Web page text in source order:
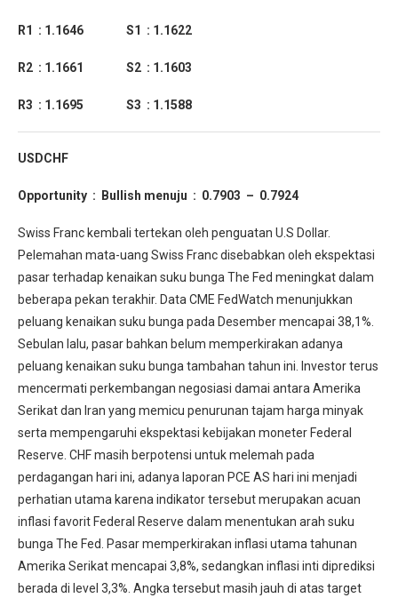
R1 : 1.1646 S1 : 1.1622
R2 : 1.1661 S2 : 1.1603
R3 : 1.1695 S3 : 1.1588
USDCHF
Opportunity : Bullish menuju : 0.7903 – 0.7924
Swiss Franc kembali tertekan oleh penguatan U.S Dollar.
Pelemahan mata-uang Swiss Franc disebabkan oleh ekspektasi
pasar terhadap kenaikan suku bunga The Fed meningkat dalam
beberapa pekan terakhir. Data CME FedWatch menunjukkan
peluang kenaikan suku bunga pada Desember mencapai 38,1%.
Sebulan lalu, pasar bahkan belum memperkirakan adanya
peluang kenaikan suku bunga tambahan tahun ini. Investor terus
mencermati perkembangan negosiasi damai antara Amerika
Serikat dan Iran yang memicu penurunan tajam harga minyak
serta mempengaruhi ekspektasi kebijakan moneter Federal
Reserve. CHF masih berpotensi untuk melemah pada
perdagangan hari ini, adanya laporan PCE AS hari ini menjadi
perhatian utama karena indikator tersebut merupakan acuan
inflasi favorit Federal Reserve dalam menentukan arah suku
bunga The Fed. Pasar memperkirakan inflasi utama tahunan
Amerika Serikat mencapai 3,8%, sedangkan inflasi inti diprediksi
berada di level 3,3%. Angka tersebut masih jauh di atas target